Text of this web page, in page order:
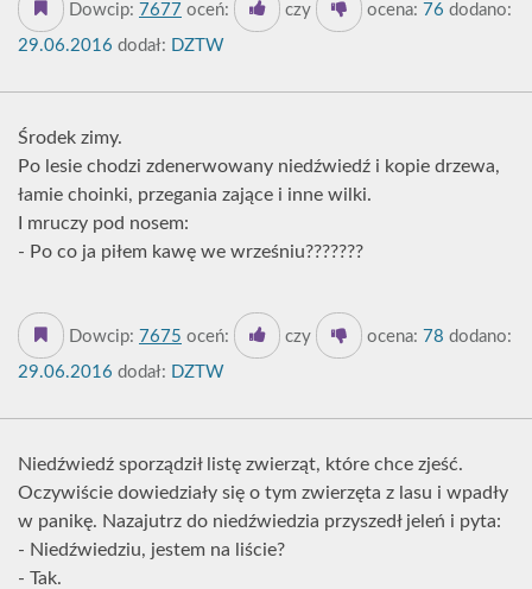
Dowcip: 7677 oceń: czy ocena: 76 dodano:
29.06.2016 dodał: DZTW
Środek zimy.
Po lesie chodzi zdenerwowany niedźwiedź i kopie drzewa,
łamie choinki, przegania zające i inne wilki.
I mruczy pod nosem:
- Po co ja piłem kawę we wrześniu???????
Dowcip: 7675 oceń: czy ocena: 78 dodano:
29.06.2016 dodał: DZTW
Niedźwiedź sporządził listę zwierząt, które chce zjeść.
Oczywiście dowiedziały się o tym zwierzęta z lasu i wpadły
w panikę. Nazajutrz do niedźwiedzia przyszedł jeleń i pyta:
- Niedźwiedziu, jestem na liście?
- Tak.